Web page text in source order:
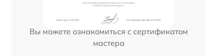
Вы можете ознакомиться с сертификатом
мастера